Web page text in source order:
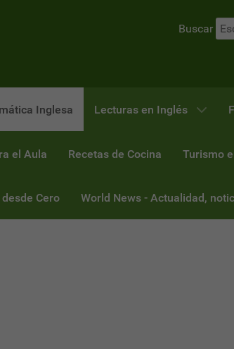
Buscar
Inglesa Lecturas en Inglés
el Aula Recetas de Cocina Turismo
Cero World News - Actualidad,